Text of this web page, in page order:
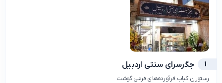
1 جگرسرای سنتی اردبیل
رستوران کباب فرآورده‌های فرعی گوشت